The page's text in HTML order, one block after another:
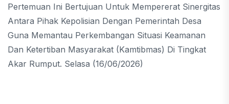
Pertemuan Ini Bertujuan Untuk Mempererat Sinergitas
Antara Pihak Kepolisian Dengan Pemerintah Desa
Guna Memantau Perkembangan Situasi Keamanan
Dan Ketertiban Masyarakat (Kamtibmas) Di Tingkat
Akar Rumput. Selasa (16/06/2026)